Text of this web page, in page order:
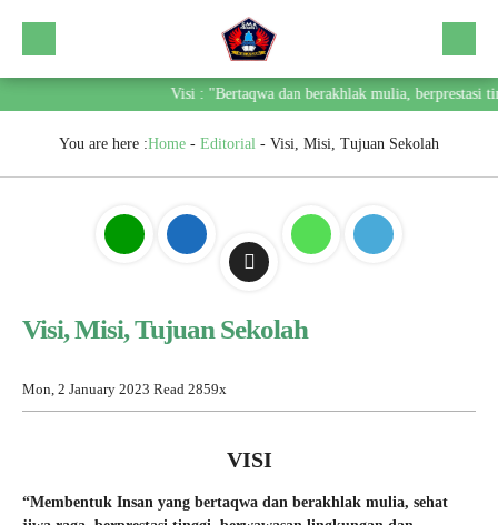
Visi : "Bertaqwa dan berakhlak mulia, berprestasi
You are here :Home - Editorial - Visi, Misi, Tujuan Sekolah
Visi, Misi, Tujuan Sekolah
Mon, 2 January 2023 Read 2859x
VISI
“Membentuk Insan yang bertaqwa dan berakhlak mulia, sehat